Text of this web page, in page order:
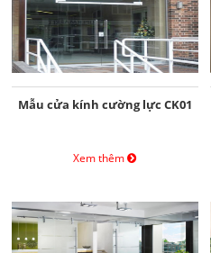
Mẫu cửa kính cường lực CK01
Xem thêm